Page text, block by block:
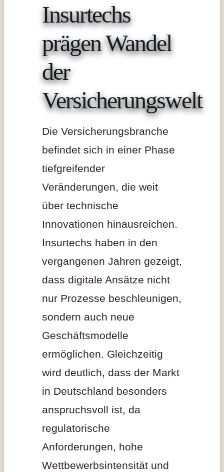
Insurtechs
prägen Wandel
der
Versicherungswelt
Die Versicherungsbranche
befindet sich in einer Phase
tiefgreifender
Veränderungen, die weit
über technische
Innovationen hinausreichen.
Insurtechs haben in den
vergangenen Jahren gezeigt,
dass digitale Ansätze nicht
nur Prozesse beschleunigen,
sondern auch neue
Geschäftsmodelle
ermöglichen. Gleichzeitig
wird deutlich, dass der Markt
in Deutschland besonders
anspruchsvoll ist, da
regulatorische
Anforderungen, hohe
Wettbewerbsintensität und